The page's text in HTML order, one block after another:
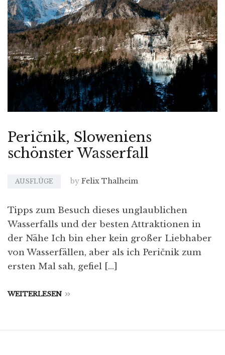
Peričnik, Sloweniens
schönster Wasserfall
AUSFLÜGE by Felix Thalheim
Tipps zum Besuch dieses unglaublichen
Wasserfalls und der besten Attraktionen in
der Nähe Ich bin eher kein großer Liebhaber
von Wasserfällen, aber als ich Peričnik zum
ersten Mal sah, gefiel […]
WEITERLESEN